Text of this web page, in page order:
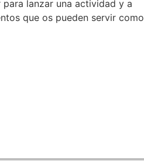
lanzar una actividad y a
que os pueden servir como